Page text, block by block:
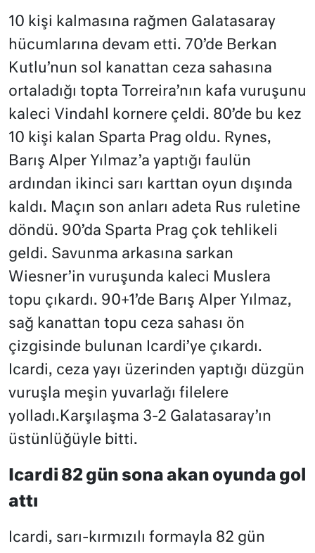
10 kişi kalmasına rağmen Galatasaray
hücumlarına devam etti. 70’de Berkan
Kutlu’nun sol kanattan ceza sahasına
ortaladığı topta Torreira’nın kafa vuruşunu
kaleci Vindahl kornere çeldi. 80’de bu kez
10 kişi kalan Sparta Prag oldu. Rynes,
Barış Alper Yılmaz’a yaptığı faulün
ardından ikinci sarı karttan oyun dışında
kaldı. Maçın son anları adeta Rus ruletine
döndü. 90’da Sparta Prag çok tehlikeli
geldi. Savunma arkasına sarkan
Wiesner’in vuruşunda kaleci Muslera
topu çıkardı. 90+1’de Barış Alper Yılmaz,
sağ kanattan topu ceza sahası ön
çizgisinde bulunan Icardi’ye çıkardı.
Icardi, ceza yayı üzerinden yaptığı düzgün
vuruşla meşin yuvarlağı filelere
yolladı.Karşılaşma 3-2 Galatasaray’ın
üstünlüğüyle bitti.
Icardi 82 gün sona akan oyunda gol
attı
Icardi, sarı-kırmızılı formayla 82 gün